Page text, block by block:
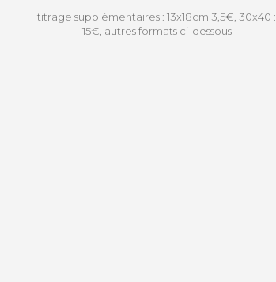
titrage supplémentaires : 13x18cm 3,5€, 30x40 :
15€, autres formats ci-dessous